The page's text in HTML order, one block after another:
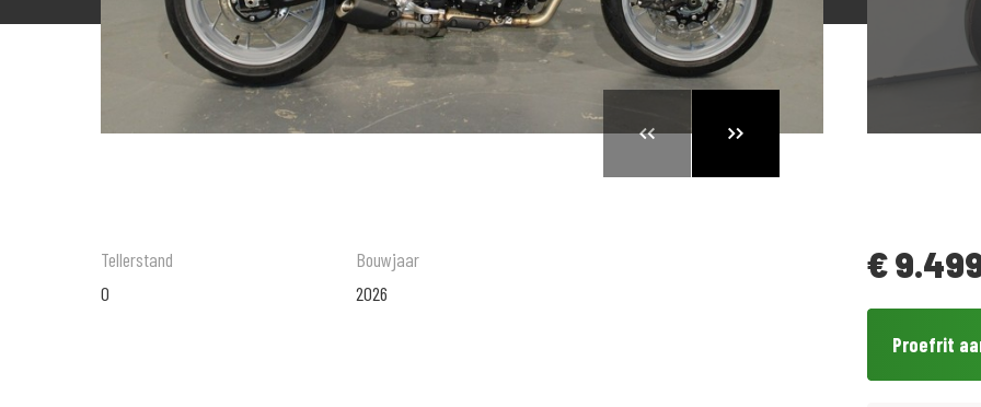
Tellerstand
0
Bouwjaar
2026
€
Proefrit